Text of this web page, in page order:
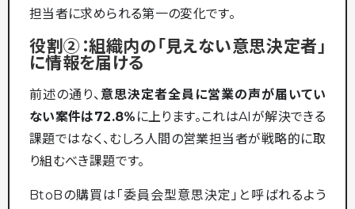
担当者に求められる第一の変化です。
役割②：組織内の「見えない意思決定者」
に情報を届ける
前述の通り、意思決定者全員に営業の声が届いてい
ない案件は72.8% に上ります。これはAIが解決できる
課題ではなく、むしろ人間の営業担当者が戦略的に取
り組むべき課題です。
BtoBの購買は「委員会型意思決定」と呼ばれるよう